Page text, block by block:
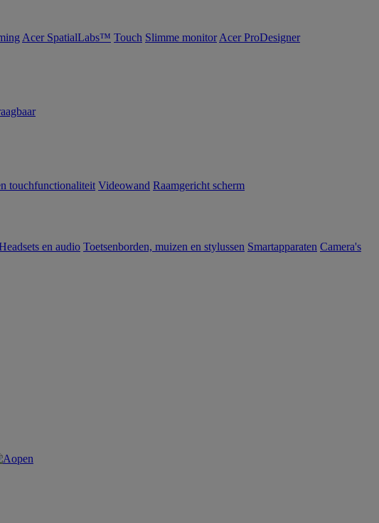
Acer SpatialLabs™ Touch Slimme monitor Acer ProDesigner
touchfunctionaliteit Videowand Raamgericht scherm
en audio Toetsenborden, muizen en stylussen Smartapparaten Camera's